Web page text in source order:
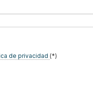
de privacidad (*)